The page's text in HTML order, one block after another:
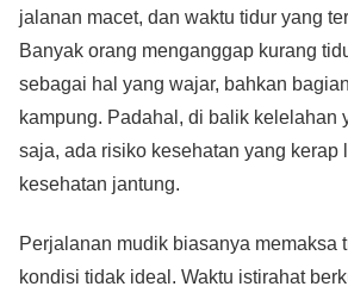
k
jalanan macet, dan waktu tidur yang
Banyak orang menganggap kurang
sebagai hal yang wajar, bahkan
kampung. Padahal, di balik kelelahan
saja, ada risiko kesehatan yang kerap
kesehatan jantung.
Perjalanan mudik biasanya memaksa
kondisi tidak ideal. Waktu istirahat